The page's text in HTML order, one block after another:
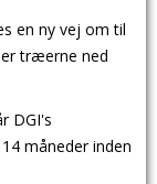
en ny vej om til
træerne ned
DGI's
måneder inden